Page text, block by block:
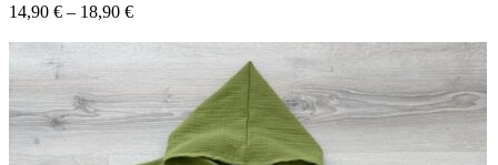
14,90 € – 18,90 €